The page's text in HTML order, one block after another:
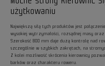
użytkowaniu
Największą siłą tych produktów jest
wysokiej wytrzymałości, rozsądnej masy
Szerokość 800 mm daje dużą kontrolę nad
szczególnie w szybkich zakrętach, na
Z kolei możliwość skrócenia kierownicy
barków oraz charakteru roweru.